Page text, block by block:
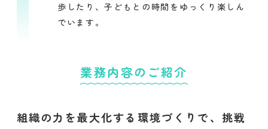
歩したり、子どもとの時間をゆっくり楽しん
でいます。
業務内容のご紹介
組織の力を最大化する環境づくりで、挑戦